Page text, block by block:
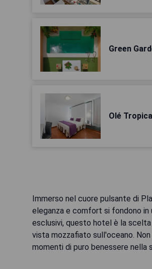
Green
Olé
Immerso nel cuore pulsante di
eleganza e comfort si fondono in
esclusivi, questo hotel è la
vista mozzafiato sull'oceano.
momenti di puro benessere nella